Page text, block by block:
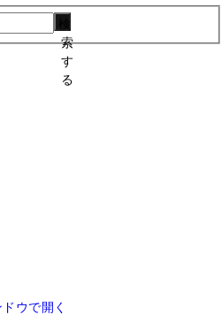
索
す
る
ウで開く